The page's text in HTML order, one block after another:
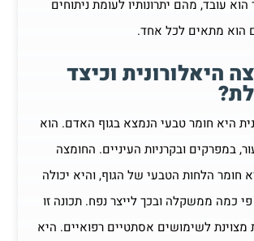
הוא עובד, מהם יתרונותיו לעומת ניתוחים
הוא מתאים לכל אחד.
היאלורונית וכיצד
היא חומר טבעי הנמצא בגוף האדם. הוא
במפרקים ובקרניות העיניים. החומצה
חומר הלחות הטבעי של הגוף, והיא יכולה
כמה ממשקלה ובכך לייצר נפח. תכונה זו
מצוינת לשימושים אסתטיים רפואיים. היא